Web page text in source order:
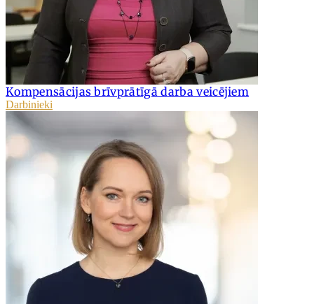
Kompensācijas brīvprātīgā darba veicējiem
Darbinieki